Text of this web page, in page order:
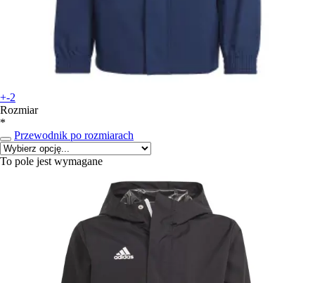
+-2
Rozmiar
*
Przewodnik po rozmiarach
To pole jest wymagane